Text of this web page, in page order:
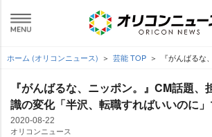
ホーム (オリコンニュース) 芸能 TOP 『がんばる
『がんばるな、ニッポン。』CM話題、
識の変化「半沢、転職すればいいのに
2020-08-22
オリコンニュース